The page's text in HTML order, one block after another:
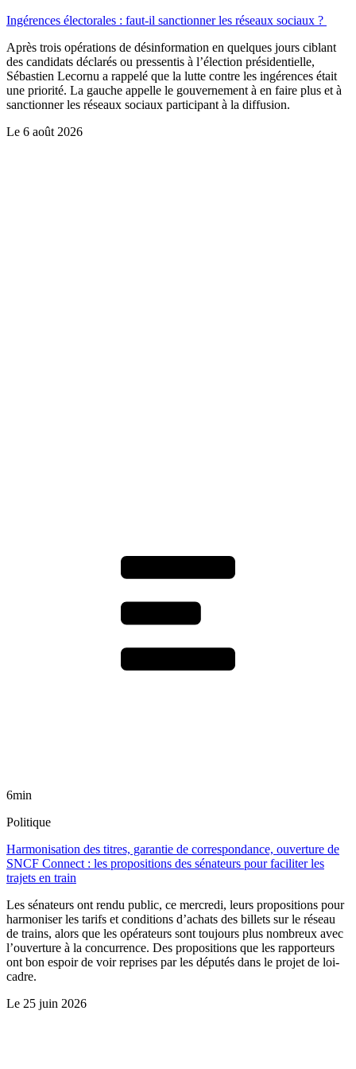
Ingérences électorales : faut-il sanctionner les réseaux sociaux ?
Après trois opérations de désinformation en quelques jours ciblant
des candidats déclarés ou pressentis à l’élection présidentielle,
Sébastien Lecornu a rappelé que la lutte contre les ingérences était
une priorité. La gauche appelle le gouvernement à en faire plus et à
sanctionner les réseaux sociaux participant à la diffusion.
Le 6 août 2026
6min
Politique
Harmonisation des titres, garantie de correspondance, ouverture de
SNCF Connect : les propositions des sénateurs pour faciliter les
trajets en train
Les sénateurs ont rendu public, ce mercredi, leurs propositions pour
harmoniser les tarifs et conditions d’achats des billets sur le réseau
de trains, alors que les opérateurs sont toujours plus nombreux avec
l’ouverture à la concurrence. Des propositions que les rapporteurs
ont bon espoir de voir reprises par les députés dans le projet de loi-
cadre.
Le 25 juin 2026